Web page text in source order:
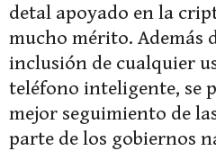
detal apoyado en la
mucho mérito. Además
inclusión de cualquier
teléfono inteligente, se
mejor seguimiento de
parte de los gobiernos